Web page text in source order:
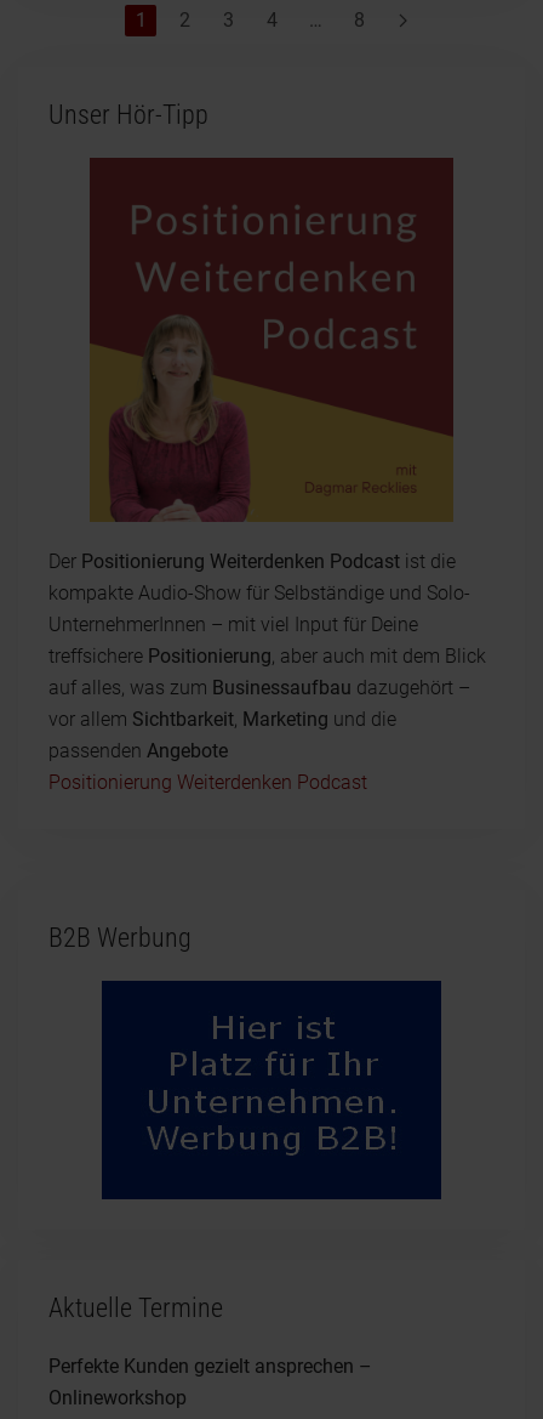
1 2 3 4 … 8
Unser Hör-Tipp
Der Positionierung Weiterdenken Podcast ist die
kompakte Audio-Show für Selbständige und Solo-
UnternehmerInnen – mit viel Input für Deine
treffsichere Positionierung, aber auch mit dem Blick
auf alles, was zum Businessaufbau dazugehört –
vor allem Sichtbarkeit, Marketing und die
passenden Angebote
Positionierung Weiterdenken Podcast
B2B Werbung
Aktuelle Termine
Perfekte Kunden gezielt ansprechen –
Onlineworkshop